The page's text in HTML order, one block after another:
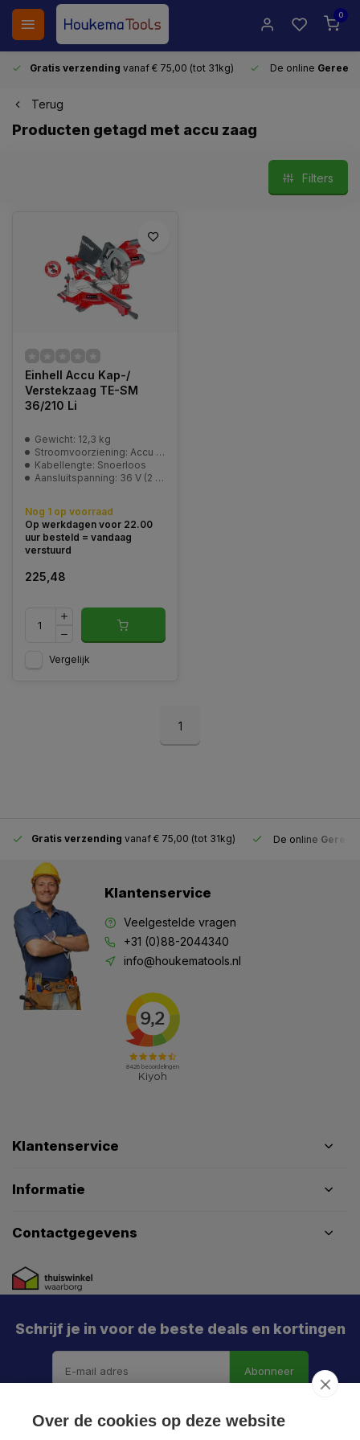
0
Gratis verzending vanaf € 75,00 (tot 31kg) De online
Terug
Producten getagd met accu zaag
Filters
Einhell Accu Kap-/
Verstekzaag TE-SM
36/210 Li
Gewicht: 12,3 kg
Stroomvoorziening: Accu / Batterij
Kabellengte: Snoerloos
Aansluitspanning: 36 V (2 x 18 V)
Nog 1 op voorraad
Op werkdagen voor 22.00
uur besteld = vandaag
verstuurd
225,48
Vergelijk
1
Gratis verzending vanaf € 75,00 (tot 31kg) De online
Klantenservice
Veelgestelde vragen
+31 (0)88-2044340
info@houkematools.nl
Klantenservice
Informatie
Contactgegevens
Schrijf je in voor de beste deals en kortingen
Abonneer
Over de cookies op deze website